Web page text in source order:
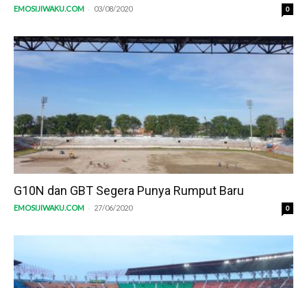
EMOSIJIWAKU.COM - 03/08/2020 0
G10N dan GBT Segera Punya Rumput Baru
EMOSIJIWAKU.COM - 27/06/2020 0